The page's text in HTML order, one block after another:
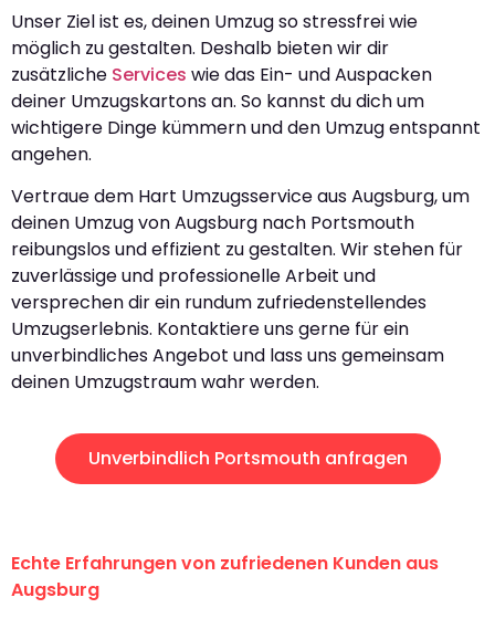
Unser Ziel ist es, deinen Umzug so stressfrei wie
möglich zu gestalten. Deshalb bieten wir dir
zusätzliche Services wie das Ein- und Auspacken
deiner Umzugskartons an. So kannst du dich um
wichtigere Dinge kümmern und den Umzug entspannt
angehen.
Vertraue dem Hart Umzugsservice aus Augsburg, um
deinen Umzug von Augsburg nach Portsmouth
reibungslos und effizient zu gestalten. Wir stehen für
zuverlässige und professionelle Arbeit und
versprechen dir ein rundum zufriedenstellendes
Umzugserlebnis. Kontaktiere uns gerne für ein
unverbindliches Angebot und lass uns gemeinsam
deinen Umzugstraum wahr werden.
Unverbindlich Portsmouth anfragen
Echte Erfahrungen von zufriedenen Kunden aus
Augsburg